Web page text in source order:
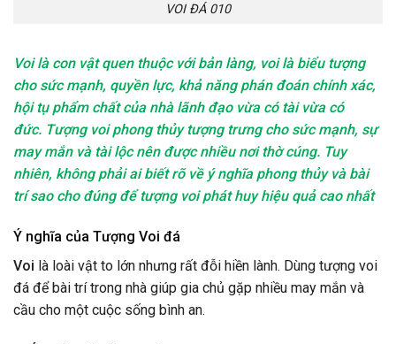
VOI ĐÁ 010
Voi là con vật quen thuộc với bản làng, voi là biểu tượng
cho sức mạnh, quyền lực, khả năng phán đoán chính xác,
hội tụ phẩm chất của nhà lãnh đạo vừa có tài vừa có
đức. Tượng voi phong thủy tượng trưng cho sức mạnh, sự
may mắn và tài lộc nên được nhiều nơi thờ cúng. Tuy
nhiên, không phải ai biết rõ về ý nghĩa phong thủy và bài
trí sao cho đúng để tượng voi phát huy hiệu quả cao nhất
Ý nghĩa của Tượng Voi đá
Voi là loài vật to lớn nhưng rất đỗi hiền lành. Dùng tượng voi
đá để bài trí trong nhà giúp gia chủ gặp nhiều may mắn và
cầu cho một cuộc sống bình an.